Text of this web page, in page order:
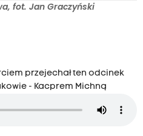
fot. Jan Graczyński
przejechał ten odcinek
- Kacprem Michną